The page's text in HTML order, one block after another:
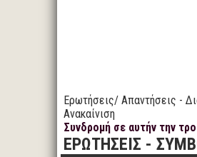
Ερωτήσεις/ Απαντήσεις -
Ανακαίνιση
Συνδρομή σε αυτήν την
ΕΡΩΤΗΣΕΙΣ -